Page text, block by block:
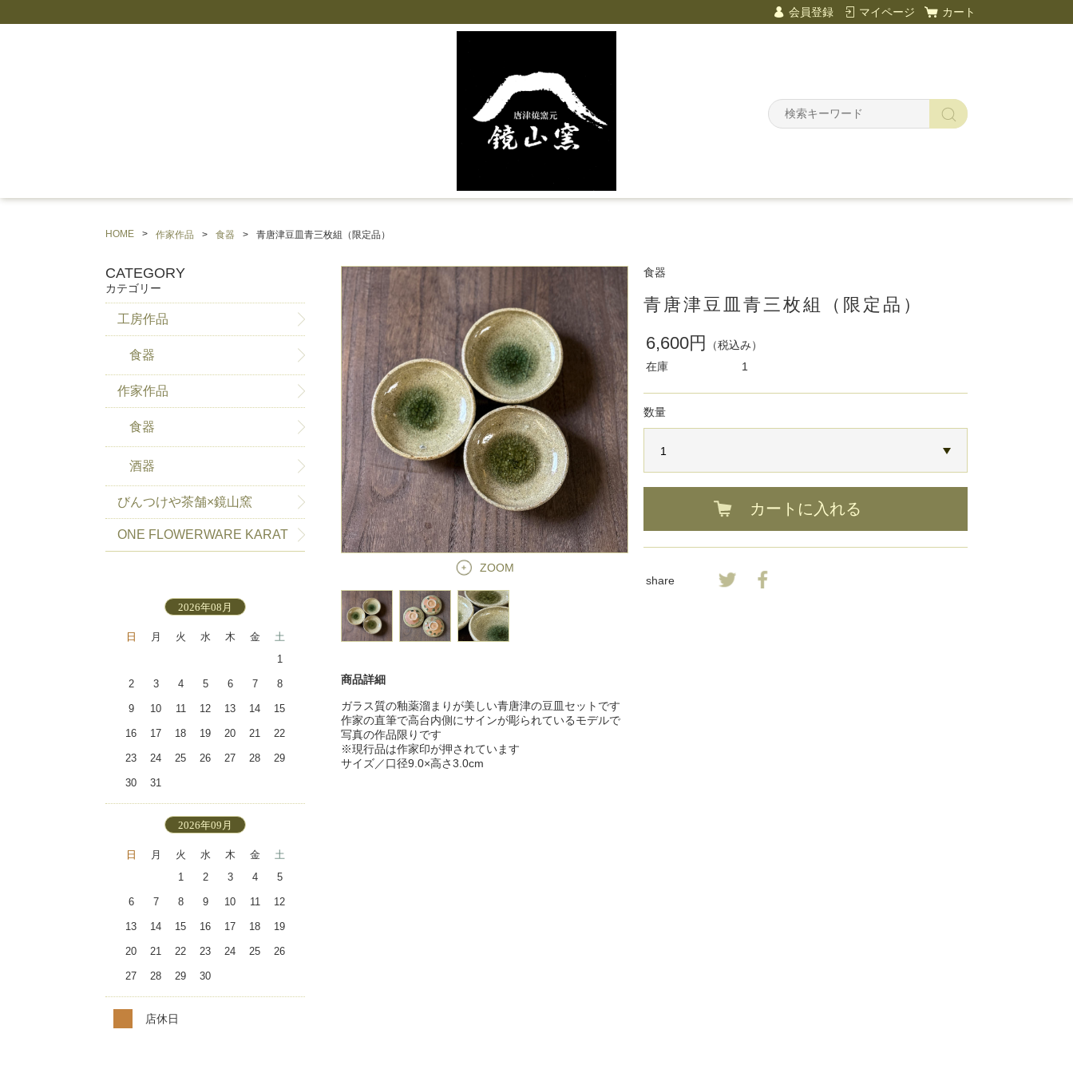
会員登録 マイページ カート
HOME 作家作品 食器 青唐津豆皿青三枚組（限定品）
ZOOM
食器
青唐津豆皿青三枚組（限定品）
6,600円
（税込み）
在庫
1
数量
カートに入れる
share
商品詳細
ガラス質の釉薬溜まりが美しい青唐津の豆皿セットです
作家の直筆で高台内側にサインが彫られているモデルで
写真の作品限りです
※現行品は作家印が押されています
サイズ／口径9.0×高さ3.0cm
CATEGORY
カテゴリー
工房作品
食器
作家作品
食器
酒器
びんつけや茶舗×鏡山窯
ONE FLOWERWARE KARAT
2026年08月
日 月 火 水 木 金
土
1
2 3 4 5 6 7 8
9 10 11 12 13 14 15
16 17 18 19 20 21 22
23 24 25 26 27 28 29
30 31
2026年09月
日 月 火 水 木 金
土
1
2 3 4 5
6 7 8 9 10 11 12
13 14 15 16 17 18 19
20 21 22 23 24 25 26
27 28 29 30
店休日